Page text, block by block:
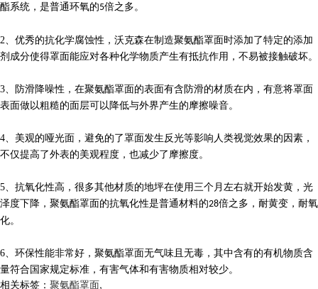
酯系统，是普通环氧的5倍之多。
2 、优秀的抗化学腐蚀性，沃克森在制造聚氨酯罩面时添加了特定的添加
剂成分使得罩面能应对各种化学物质产生有抵抗作用，不易被接触破坏。
3 、防滑降噪性，在聚氨酯罩面的表面有含防滑的材质在内，有意将罩面
表面做以粗糙的面层可以降低与外界产生的摩擦噪音。
4 、美观的哑光面，避免的了罩面发生反光等影响人类视觉效果的因素，
不仅提高了外表的美观程度，也减少了摩擦度。
5 、抗氧化性高，很多其他材质的地坪在使用三个月左右就开始发黄，光
泽度下降，聚氨酯罩面的抗氧化性是普通材料的28倍之多，耐黄变，耐氧
化。
6 、环保性能非常好，聚氨酯罩面无气味且无毒，其中含有的有机物质含
量符合国家规定标准，有害气体和有害物质相对较少。
相关标签： 聚氨酯罩面,